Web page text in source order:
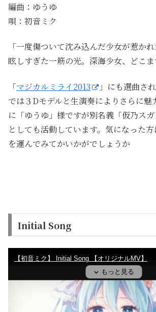
編曲：ゆうゆ
唄：初音ミク
「一度傷ついて沈み込んだ少女が惹か
眩しすぎた一筋の光。深海少女、どこま
「マジカルミライ2013
」にも選曲さ
では３Dモデルと生演奏によりさらに魅
に「ゆうゆ」様ですが別名義「仮乃スガ
としても活動しています。気になった
を運んでみてかいかがでしょうか
Initial Song